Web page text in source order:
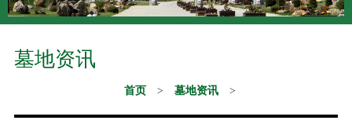
墓地资讯
首页 > 墓地资讯 >